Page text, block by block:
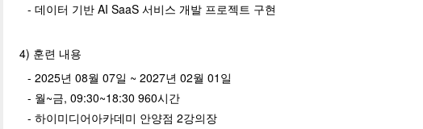
- 데이터 기반 AI SaaS 서비스 개발 프로젝트 구현
4) 훈련 내용
- 2025년 08월 07일 ~ 2027년 02월 01일
- 월~금, 09:30~18:30 960시간
- 하이미디어아카데미 안양점 2강의장